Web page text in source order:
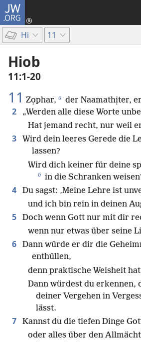
JW.ORG
Hi 11
Hiob
11:1-20
11 Zọphar, a der Naamathịter,
2
„Werden alle diese Worte
Hat jemand recht, nur weil
3
Wird dein leeres Gerede die
lassen?
Wird dich keiner für deine
b in die Schranken
4 Du sagst: ‚Meine Lehre ist
und ich bin rein in deinen
5
Doch wenn Gott nur mit dir
wenn nur etwas über seine
6
Dann würde er dir die
enthüllen,
denn praktische Weisheit
Dann würdest du erkennen,
deiner Vergehen in
lässt.
7
Kannst du die tiefen Dinge
oder alles über den